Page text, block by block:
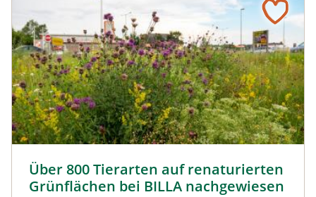
Blühfläche Billa Matzendorf © Gernot Kunz
Über 800 Tierarten auf renaturierten
Grünflächen bei BILLA nachgewiesen